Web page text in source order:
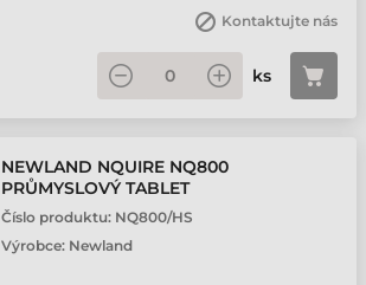
Kontaktujte nás
ks
NEWLAND NQUIRE NQ800
PRŮMYSLOVÝ TABLET
Číslo produktu: NQ800/HS
Výrobce: Newland